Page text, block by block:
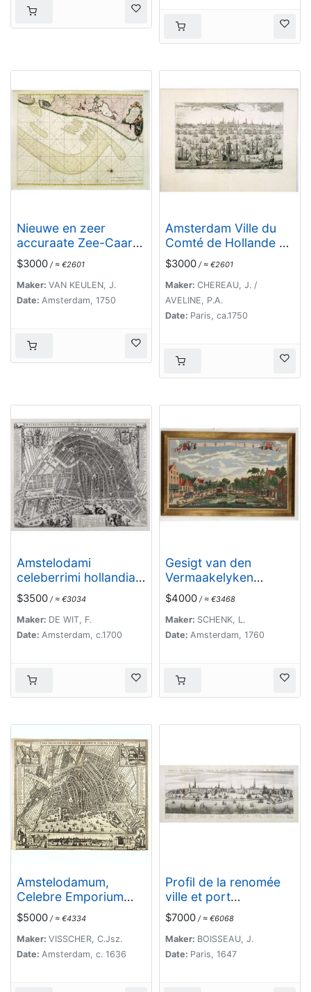
Nieuwe en zeer
accuraate Zee-Caart
van de Hollandse Wal
strekkende van de
Maas tot Texel
opgenomen door Jan
$3000 / ≈ €2601
Maker: VAN KEULEN, J.
Date: Amsterdam, 1750
Amsterdam Ville du
Comté de Hollande et
la plus considerable
des Provinces Unies. .
.
$3000 / ≈ €2601
Maker: CHEREAU, J. /
AVELINE, P.A.
Date: Paris, ca.1750
Amstelodami
celeberrimi hollandiae
emporii delineatio
nova.
$3500 / ≈ €3034
Maker: DE WIT, F.
Date: Amsterdam, c.1700
Gesigt van den
Vermaakelyken
Overtoom ... der stad
Amsterdam....
$4000 / ≈ €3468
Maker: SCHENK, L.
Date: Amsterdam, 1760
Amstelodamum,
Celebre Emporium
Forma Plana.
$5000 / ≈ €4334
Maker: VISSCHER, C.Jsz.
Date: Amsterdam, c. 1636
Profil de la renomée
ville et port
d'Emstredam
cappitalle des estats
de Hollande.
$7000 / ≈ €6068
Maker: BOISSEAU, J.
Date: Paris, 1647